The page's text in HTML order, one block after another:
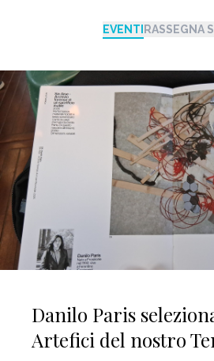
EVENTIRASSEGNA
Danilo Paris
Artefici del nostro